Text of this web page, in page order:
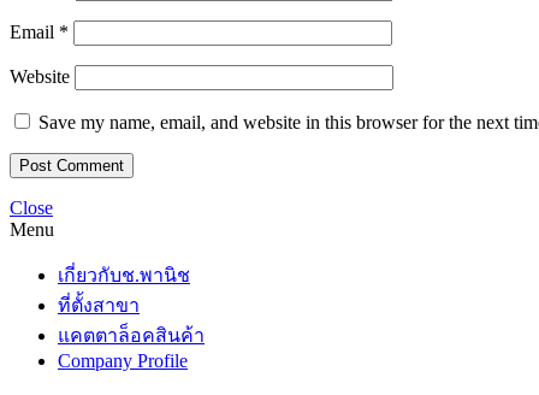
Email *
Website
Save my name, email, and website in this browser for the next
Close
Menu
เกี่ยวกับช.พานิช
ที่ตั้งสาขา
แคตตาล็อคสินค้า
Company Profile